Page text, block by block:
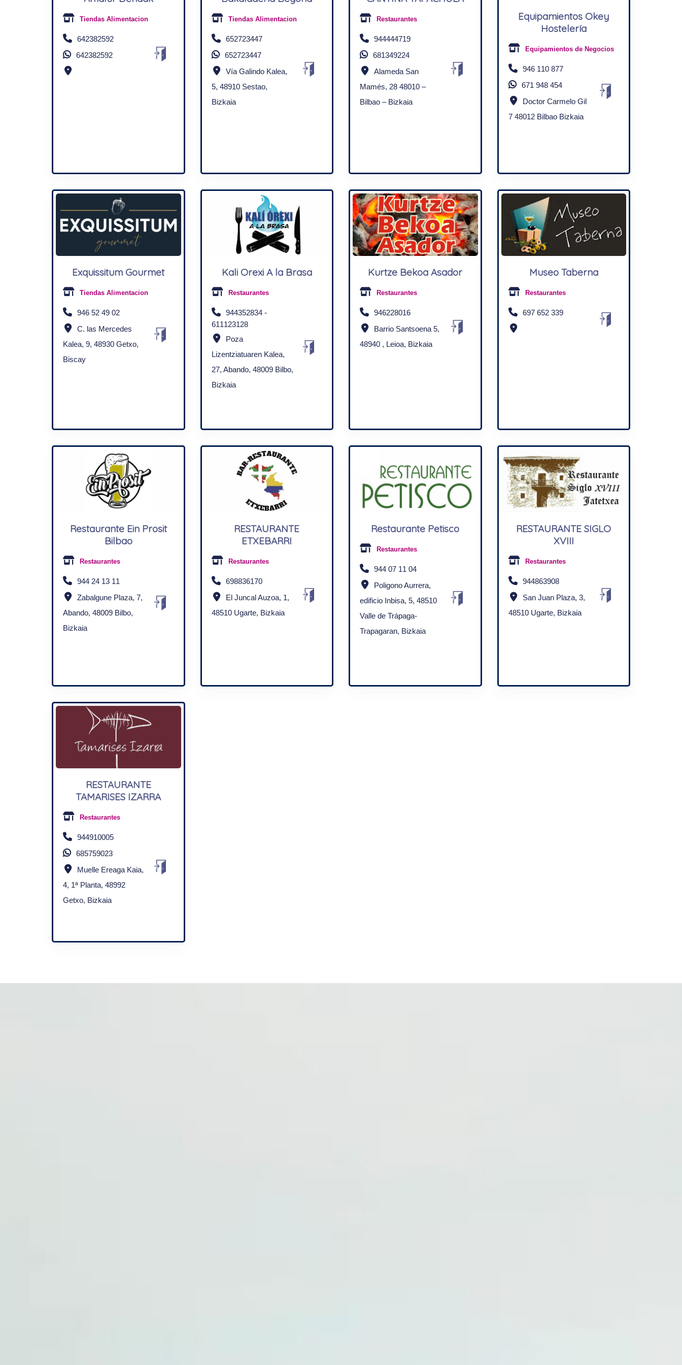
Tiendas Alimentacion
642382592
642382592
Tiendas Alimentacion
652723447
652723447
Vía Galindo Kalea,
5, 48910 Sestao,
Bizkaia
Restaurantes
944444719
681349224
Alameda San
Mamés, 28 48010 –
Bilbao – Bizkaia
Equipamientos Okey
Hostelería
Equipamientos de Negocios
946 110 877
671 948 454
Doctor Carmelo Gil
7 48012 Bilbao Bizkaia
Exquissitum Gourmet
Tiendas Alimentacion
946 52 49 02
C. las Mercedes
Kalea, 9, 48930 Getxo,
Biscay
Kali Orexi A la Brasa
Restaurantes
944352834 -
611123128
Poza
Lizentziatuaren Kalea,
27, Abando, 48009 Bilbo,
Bizkaia
Kurtze Bekoa Asador
Restaurantes
946228016
Barrio Santsoena 5,
48940 , Leioa, Bizkaia
Museo Taberna
Restaurantes
697 652 339
Restaurante Ein Prosit
Bilbao
Restaurantes
944 24 13 11
Zabalgune Plaza, 7,
Abando, 48009 Bilbo,
Bizkaia
RESTAURANTE
ETXEBARRI
Restaurantes
698836170
El Juncal Auzoa, 1,
48510 Ugarte, Bizkaia
Restaurante Petisco
Restaurantes
944 07 11 04
Poligono Aurrera,
edificio Inbisa, 5, 48510
Valle de Trápaga-
Trapagaran, Bizkaia
RESTAURANTE SIGLO
XVIII
Restaurantes
944863908
San Juan Plaza, 3,
48510 Ugarte, Bizkaia
RESTAURANTE
TAMARISES IZARRA
Restaurantes
944910005
685759023
Muelle Ereaga Kaia,
4, 1ª Planta, 48992
Getxo, Bizkaia